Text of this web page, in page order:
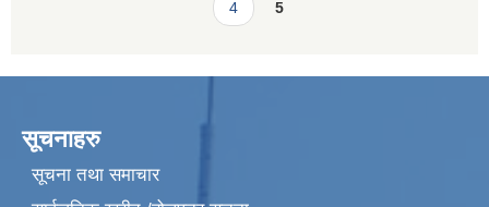
4 5
सूचनाहरु
सूचना तथा समाचार